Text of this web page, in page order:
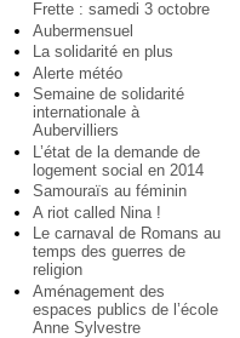
Frette : samedi 3 octobre
Aubermensuel
La solidarité en plus
Alerte météo
Semaine de solidarité
internationale à
Aubervilliers
L’état de la demande de
logement social en 2014
Samouraïs au féminin
A riot called Nina !
Le carnaval de Romans au
temps des guerres de
religion
Aménagement des
espaces publics de l’école
Anne Sylvestre